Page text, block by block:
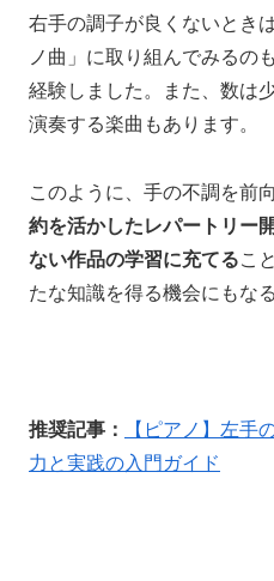
右手の調子が良くないとき
ノ曲」に取り組んでみるの
経験しました。また、数は
演奏する楽曲もあります。
このように、手の不調を前
約を活かしたレパートリー
ない作品の学習に充てるこ
たな知識を得る機会にもな
推奨記事：
【ピアノ】左手
力と実践の入門ガイド